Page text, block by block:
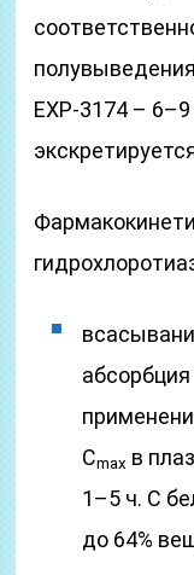
EXP-3174 –
Cmax в
1–5 ч. С
до 64%